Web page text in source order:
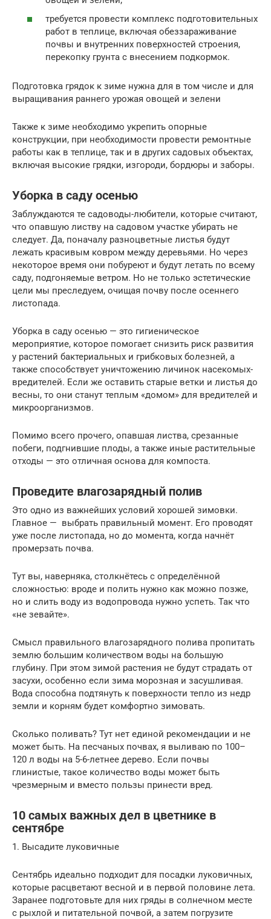
требуется провести комплекс подготовительных
работ в теплице, включая обеззараживание
почвы и внутренних поверхностей строения,
перекопку грунта с внесением подкормок.
Подготовка грядок к зиме нужна для в том числе и для
выращивания раннего урожая овощей и зелени
Также к зиме необходимо укрепить опорные
конструкции, при необходимости провести ремонтные
работы как в теплице, так и в других садовых объектах,
включая высокие грядки, изгороди, бордюры и заборы.
Уборка в саду осенью
Заблуждаются те садоводы-любители, которые считают,
что опавшую листву на садовом участке убирать не
следует. Да, поначалу разноцветные листья будут
лежать красивым ковром между деревьями. Но через
некоторое время они побуреют и будут летать по всему
саду, подгоняемые ветром. Но не только эстетические
цели мы преследуем, очищая почву после осеннего
листопада.
Уборка в саду осенью — это гигиеническое
мероприятие, которое помогает снизить риск развития
у растений бактериальных и грибковых болезней, а
также способствует уничтожению личинок насекомых-
вредителей. Если же оставить старые ветки и листья до
весны, то они станут теплым «домом» для вредителей и
микроорганизмов.
Помимо всего прочего, опавшая листва, срезанные
побеги, подгнившие плоды, а также иные растительные
отходы — это отличная основа для компоста.
Проведите влагозарядный полив
Это одно из важнейших условий хорошей зимовки.
Главное — выбрать правильный момент. Его проводят
уже после листопада, но до момента, когда начнёт
промерзать почва.
Тут вы, наверняка, столкнётесь с определённой
сложностью: вроде и полить нужно как можно позже,
но и слить воду из водопровода нужно успеть. Так что
«не зевайте».
Смысл правильного влагозарядного полива пропитать
землю большим количеством воды на большую
глубину. При этом зимой растения не будут страдать от
засухи, особенно если зима морозная и засушливая.
Вода способна подтянуть к поверхности тепло из недр
земли и корням будет комфортно зимовать.
Сколько поливать? Тут нет единой рекомендации и не
может быть. На песчаных почвах, я выливаю по 100–
120 л воды на 5-6-летнее дерево. Если почвы
глинистые, такое количество воды может быть
чрезмерным и вместо пользы принести вред.
10 самых важных дел в цветнике в
сентябре
1. Высадите луковичные
Сентябрь идеально подходит для посадки луковичных,
которые расцветают весной и в первой половине лета.
Заранее подготовьте для них гряды в солнечном месте
с рыхлой и питательной почвой, а затем погрузите